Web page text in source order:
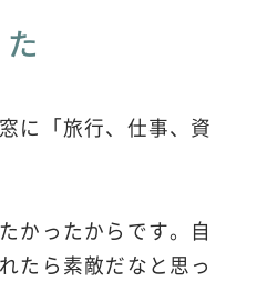
に「旅行、仕事、資
かったからです。自
たら素敵だなと思っ